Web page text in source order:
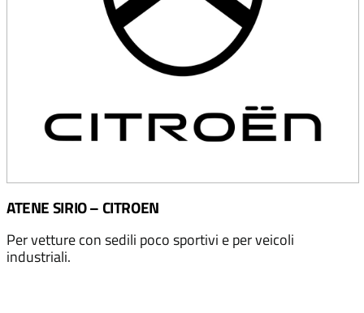
ATENE SIRIO – CITROEN
Per vetture con sedili poco sportivi e per veicoli
industriali.